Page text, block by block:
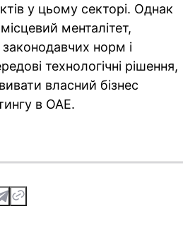
у цьому секторі. Однак
менталітет,
норм і
технологічні рішення,
власний бізнес
в ОАЕ.